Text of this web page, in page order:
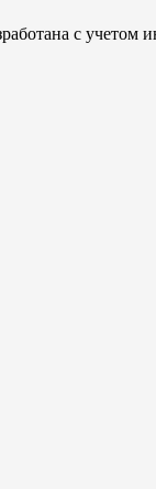
с учетом